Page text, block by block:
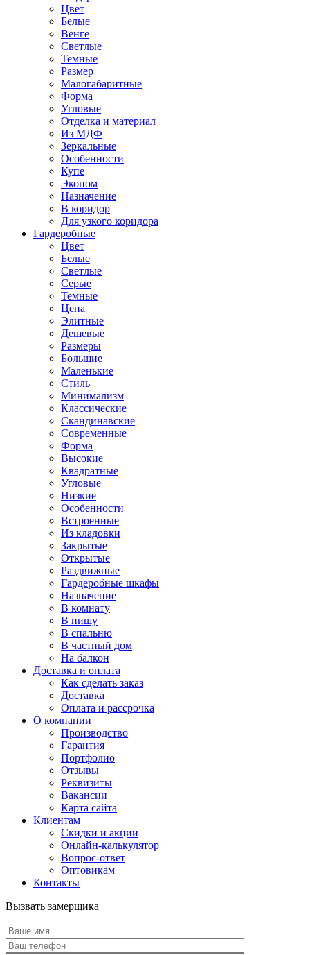
Цвет
Белые
Венге
Светлые
Темные
Размер
Малогабаритные
Форма
Угловые
Отделка и материал
Из МДФ
Зеркальные
Особенности
Купе
Эконом
Назначение
В коридор
Для узкого коридора
Гардеробные
Цвет
Белые
Светлые
Серые
Темные
Цена
Элитные
Дешевые
Размеры
Большие
Маленькие
Стиль
Минимализм
Классические
Скандинавские
Современные
Форма
Высокие
Квадратные
Угловые
Низкие
Особенности
Встроенные
Из кладовки
Закрытые
Открытые
Раздвижные
Гардеробные шкафы
Назначение
В комнату
В нишу
В спальню
В частный дом
На балкон
Доставка и оплата
Как сделать заказ
Доставка
Оплата и рассрочка
О компании
Производство
Гарантия
Портфолио
Отзывы
Реквизиты
Вакансии
Карта сайта
Клиентам
Скидки и акции
Онлайн-калькулятор
Вопрос-ответ
Оптовикам
Контакты
Вызвать замерщика